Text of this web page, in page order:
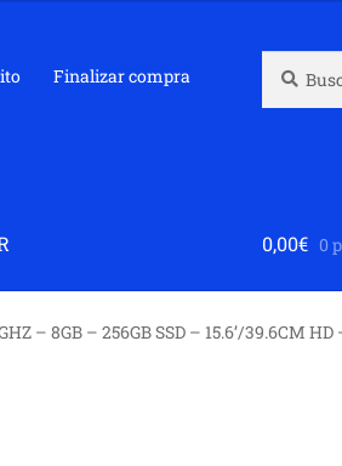
Finalizar compra
por:
0,00€ 0
– 8GB – 256GB SSD – 15.6’/39.6CM